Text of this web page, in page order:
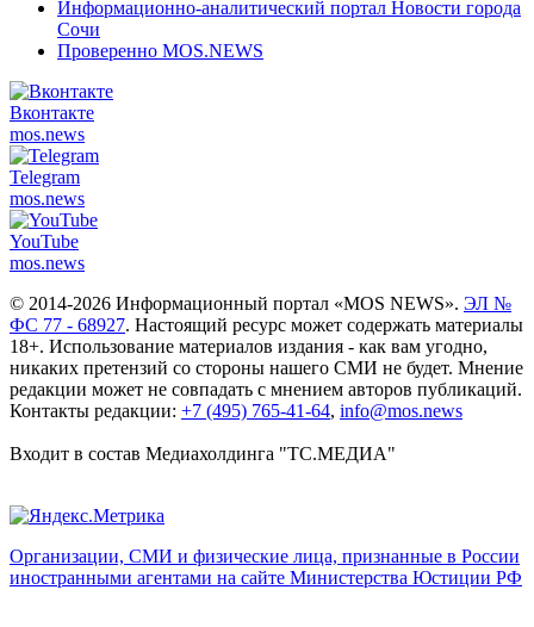
Информационно-аналитический портал Новости города
Сочи
Проверенно MOS.NEWS
Вконтакте
mos.news
Telegram
mos.news
YouTube
mos.news
© 2014-2026 Информационный портал «MOS NEWS». ЭЛ №
ФС 77 - 68927. Настоящий ресурс может содержать материалы
18+. Использование материалов издания - как вам угодно,
никаких претензий со стороны нашего СМИ не будет. Мнение
редакции может не совпадать с мнением авторов публикаций.
Контакты редакции: +7 (495) 765-41-64, info@mos.news
Входит в состав Медиахолдинга "ТС.МЕДИА"
Организации, СМИ и физические лица, признанные в России
иностранными агентами на сайте Министерства Юстиции РФ